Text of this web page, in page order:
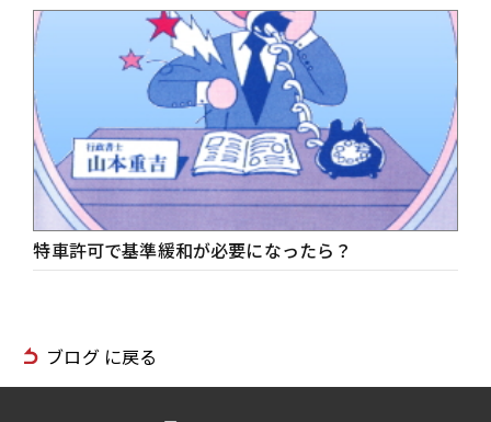
特車許可で基準緩和が必要になったら？
ブログ に戻る